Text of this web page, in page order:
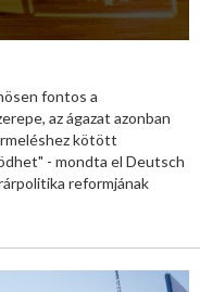
fontos a
az ágazat azonban
kötött
- mondta el Deutsch
reformjának